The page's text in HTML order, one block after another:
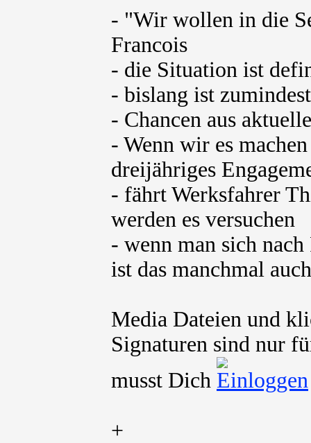
- "Wir wollen in die
Francois
- die Situation ist
- bislang ist
- Chancen aus
- Wenn wir es
dreijähriges
- fährt Werksfahrer
werden es versuchen
- wenn man sich
ist das manchmal
Media Dateien und
Signaturen sind nur
musst Dich
+